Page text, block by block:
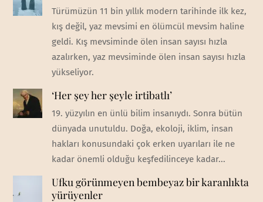
Türümüzün 11 bin yıllık modern tarihinde ilk kez,
kış değil, yaz mevsimi en ölümcül mevsim haline
geldi. Kış mevsiminde ölen insan sayısı hızla
azalırken, yaz mevsiminde ölen insan sayısı hızla
yükseliyor.
‘Her şey her şeyle irtibatlı’
19. yüzyılın en ünlü bilim insanıydı. Sonra bütün
dünyada unutuldu. Doğa, ekoloji, iklim, insan
hakları konusundaki çok erken uyarıları ile ne
kadar önemli olduğu keşfedilinceye kadar...
Ufku görünmeyen bembeyaz bir karanlıkta
yürüyenler